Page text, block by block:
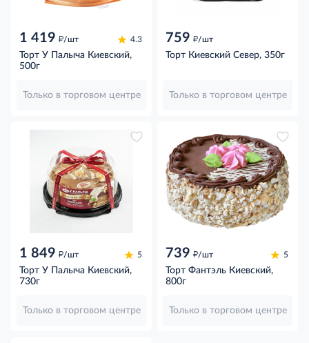
1 419 д/шт 4.3
Торт У Палыча Киевский,
500г
Только в торговом центре
759 д/шт
Торт Киевский Север, 350г
Только в торговом центре
1 849 д/шт 5
Торт У Палыча Киевский,
730г
Только в торговом центре
739 д/шт 5
Торт Фантэль Киевский,
800г
Только в торговом центре